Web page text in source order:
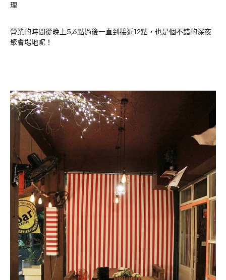
理
營業的時間從晚上5,6點過後一直到接近12點，也是個不錯的深夜
聚會場地呢！